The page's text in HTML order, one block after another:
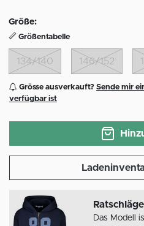
Größe:
Größentabelle
134/140 146/152
Grösse ausverkauft? Sende mir
verfügbar ist
Das Modell